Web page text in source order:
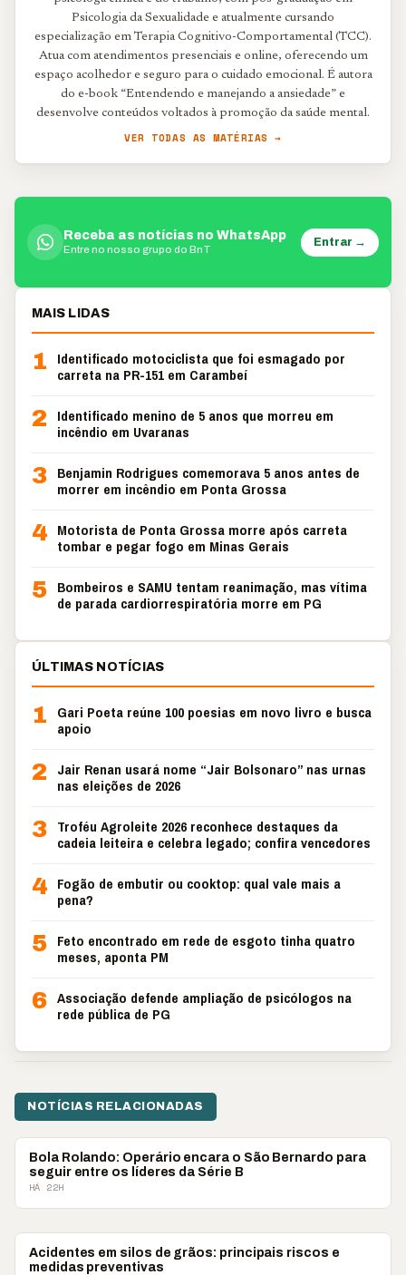
Psicologia da Sexualidade e atualmente cursando
especialização em Terapia Cognitivo-Comportamental (TCC).
Atua com atendimentos presenciais e online, oferecendo um
espaço acolhedor e seguro para o cuidado emocional. É autora
do e-book “Entendendo e manejando a ansiedade” e
desenvolve conteúdos voltados à promoção da saúde mental.
VER TODAS AS MATÉRIAS →
Receba as notícias no WhatsApp
Entre no nosso grupo do BnT
Entrar →
MAIS LIDAS
1
Identificado motociclista que foi esmagado por
carreta na PR-151 em Carambeí
2
Identificado menino de 5 anos que morreu em
incêndio em Uvaranas
3 Benjamin Rodrigues comemorava 5 anos antes de
morrer em incêndio em Ponta Grossa
4 Motorista de Ponta Grossa morre após carreta
tombar e pegar fogo em Minas Gerais
5 Bombeiros e SAMU tentam reanimação, mas vítima
de parada cardiorrespiratória morre em PG
ÚLTIMAS NOTÍCIAS
1
Gari Poeta reúne 100 poesias em novo livro e busca
apoio
2
Jair Renan usará nome “Jair Bolsonaro” nas urnas
nas eleições de 2026
3 Troféu Agroleite 2026 reconhece destaques da
cadeia leiteira e celebra legado; confira vencedores
4 Fogão de embutir ou cooktop: qual vale mais a
pena?
5 Feto encontrado em rede de esgoto tinha quatro
meses, aponta PM
6 Associação defende ampliação de psicólogos na
rede pública de PG
NOTÍCIAS RELACIONADAS
COLUNISTAS
Bola Rolando: Operário encara o São Bernardo para
seguir entre os líderes da Série B
HÁ 22H
COLUNISTAS
Acidentes em silos de grãos: principais riscos e
medidas preventivas